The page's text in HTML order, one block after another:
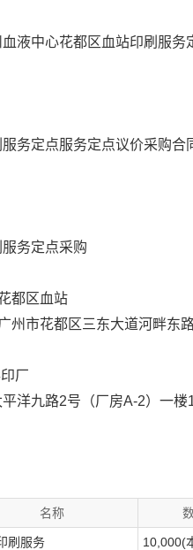
液中心花都区血站印刷服
务定点服务定点议价采购合
务定点采购
都区血站
州市花都区三东大道河畔东
厂
洋九路2号（厂房A-2）一楼
名称
刷服务 10,000(